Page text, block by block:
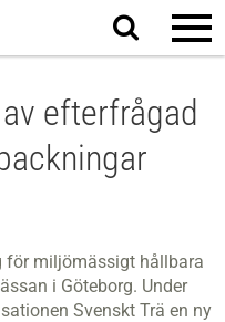
Sök
på
efterfrågad
för miljömässigt hållbara
i Göteborg. Under
Svenskt Trä en ny